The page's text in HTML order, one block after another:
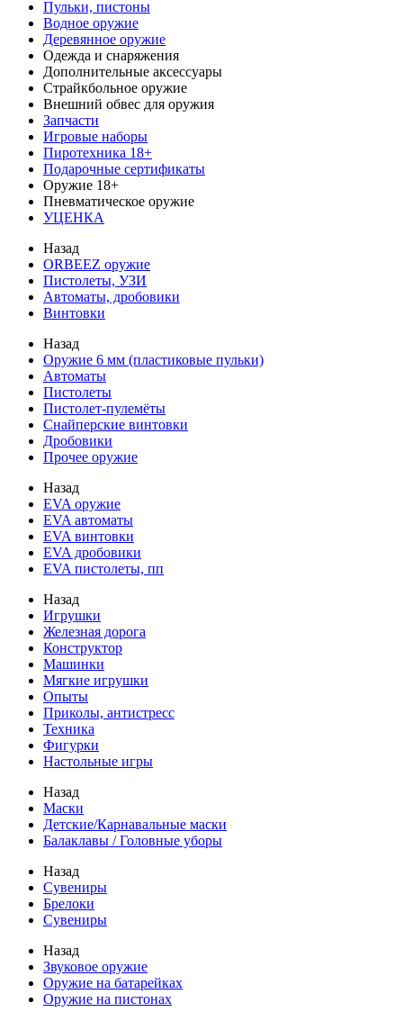
Пульки, пистоны
Водное оружие
Деревянное оружие
Одежда и снаряжения
Дополнительные аксессуары
Страйкбольное оружие
Внешний обвес для оружия
Запчасти
Игровые наборы
Пиротехника 18+
Подарочные сертификаты
Оружие 18+
Пневматическое оружие
УЦЕНКА
Назад
ORBEEZ оружие
Пистолеты, УЗИ
Автоматы, дробовики
Винтовки
Назад
Оружие 6 мм (пластиковые пульки)
Автоматы
Пистолеты
Пистолет-пулемёты
Снайперские винтовки
Дробовики
Прочее оружие
Назад
EVA оружие
EVA автоматы
EVA винтовки
EVA дробовики
EVA пистолеты, пп
Назад
Игрушки
Железная дорога
Конструктор
Машинки
Мягкие игрушки
Опыты
Приколы, антистресс
Техника
Фигурки
Настольные игры
Назад
Маски
Детские/Карнавальные маски
Балаклавы / Головные уборы
Назад
Сувениры
Брелоки
Сувениры
Назад
Звуковое оружие
Оружие на батарейках
Оружие на пистонах